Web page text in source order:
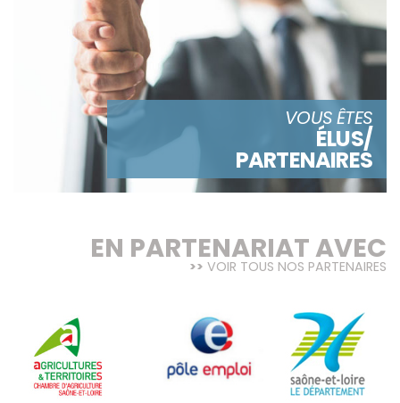
VOUS ÊTES
ÉLUS/
PARTENAIRES
EN PARTENARIAT AVEC
VOIR TOUS NOS PARTENAIRES